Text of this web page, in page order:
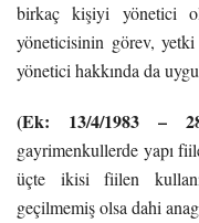
birkaç kişiyi yönetici
yöneticisinin görev,
yönetici hakkında da
(Ek: 13/4/1983 –
gayrimenkullerde yapı
üçte ikisi fiilen
geçilmemiş olsa dahi